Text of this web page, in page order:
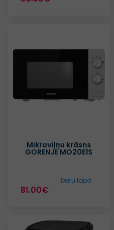
Mikroviļņu krāsns
GORENJE MO20E1S
81.00€
Datu lapa